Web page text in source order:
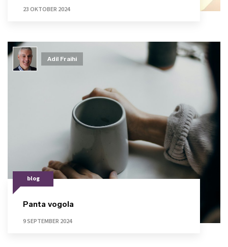
23 OKTOBER 2024
blog
Panta vogola
9 SEPTEMBER 2024
Adil Fraihi